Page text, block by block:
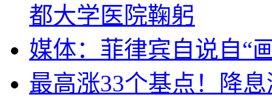
都大学医院鞠躬
媒体：菲律宾自说自“
最高涨33个基点！降